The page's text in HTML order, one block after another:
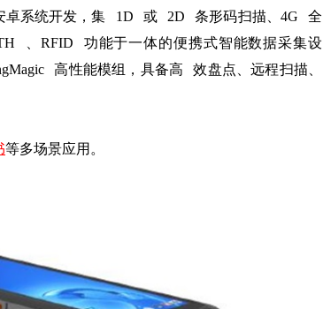
卓系统开发，集 1D 或 2D 条形码扫描、4G 全
、RFID 功能于一体的便携式智能数据采集设
高性能模组，具备高 效盘点、远程扫描、
等多场景应用。